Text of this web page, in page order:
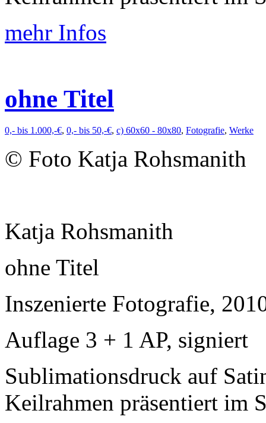
mehr Infos
ohne Titel
0,- bis 1.000,-€, 0,- bis 50,-€, c) 60x60 - 80x80, Fotografie, Werke
© Foto Katja Rohsmanith
Katja Rohsmanith
ohne Titel
Inszenierte Fotografie,
Auflage 3 + 1 AP, signiert
Sublimationsdruck auf
Keilrahmen präsentiert im